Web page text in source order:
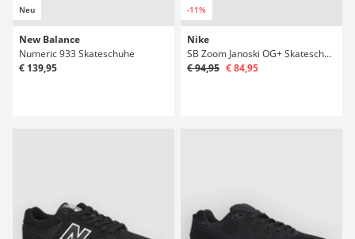
Neu
New Balance
Numeric 933 Skateschuhe
€ 139,95
-11%
Nike
SB Zoom Janoski OG+ Skateschuhe
€ 94,95 € 84,95